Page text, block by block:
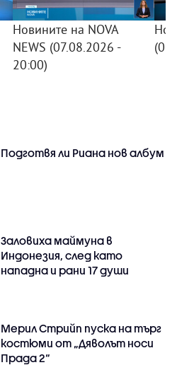
Новините на NOVA
NEWS (07.08.2026 -
20:00)
Подготвя ли Риана нов албум
Заловиха маймуна в
Индонезия, след като
нападна и рани 17 души
Мерил Стрийп пуска на търг
костюми от „Дяволът носи
Прада 2“